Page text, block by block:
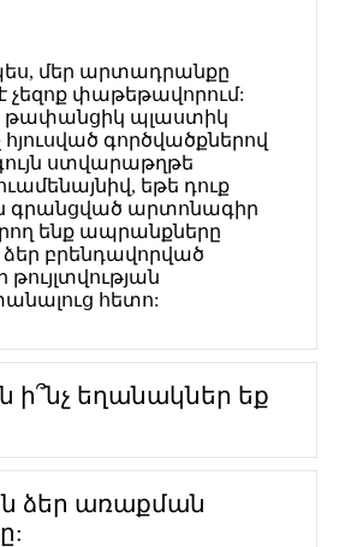
մեր արտադրանքը
չեզոք փաթեթավորում:
թափանցիկ պլաստիկ
գործվածքներով
ստվարաթղթե
եթե դուք
գրանցված արտոնագիր
ենք ապրանքները
բրենդավորված
թույլտվության
հետո:
ի՞նչ եղանակներ եք
ձեր առաքման